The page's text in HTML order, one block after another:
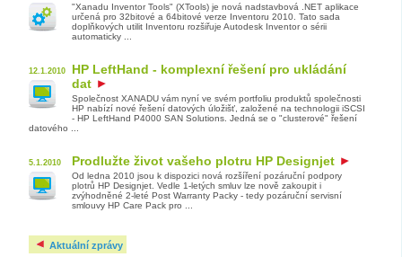
"Xanadu Inventor Tools" (XTools) je nová nadstavbová .NET aplikace
určená pro 32bitové a 64bitové verze Inventoru 2010. Tato sada
doplňkových utilit Inventoru rozšiřuje Autodesk Inventor o sérii
automaticky ...
12.1.2010
HP LeftHand - komplexní řešení pro ukládání
dat
Společnost XANADU vám nyní ve svém portfoliu produktů společnosti
HP nabízí nové řešení datových úložišť, založené na technologii iSCSI
- HP LeftHand P4000 SAN Solutions. Jedná se o "clusterové" řešení
datového ...
5.1.2010 Prodlužte život vašeho plotru HP Designjet
Od ledna 2010 jsou k dispozici nová rozšíření pozáruční podpory
plotrů HP Designjet. Vedle 1-letých smluv lze nově zakoupit i
zvýhodněné 2-leté Post Warranty Packy - tedy pozáruční servisní
smlouvy HP Care Pack pro ...
Aktuální zprávy